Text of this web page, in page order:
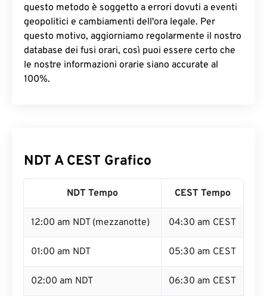
questo metodo è soggetto a errori dovuti a eventi
geopolitici e cambiamenti dell'ora legale. Per
questo motivo, aggiorniamo regolarmente il nostro
database dei fusi orari, così puoi essere certo che
le nostre informazioni orarie siano accurate al
100%.
NDT A CEST Grafico
NDT Tempo CEST Tempo
12:00 am NDT (mezzanotte) 04:30 am CEST
01:00 am NDT 05:30 am CEST
02:00 am NDT 06:30 am CEST